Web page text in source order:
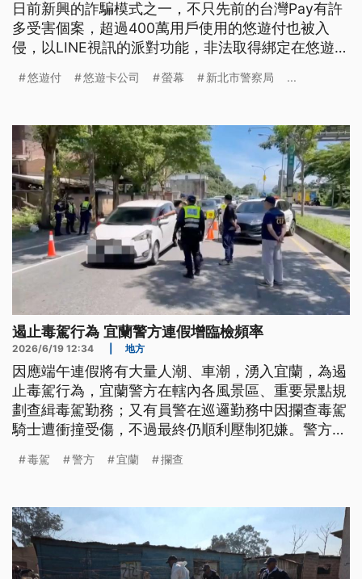
日前新興的詐騙模式之一，不只先前的台灣Pay有許
多受害個案，超過400萬用戶使用的悠遊付也被入
侵，以LINE視訊的派對功能，非法取得綁定在悠遊付
月，雙北警方啟動專案查緝這類掃碼盜刷案件，就抓
悠遊付 悠遊卡公司 螢幕 新北市警察局 ...
遏止毒駕行為 宜蘭警方連假增臨檢頻率
2026/6/19 12:34 地方
因應端午連假將有大量人潮、車潮，湧入宜蘭，為遏
止毒駕行為，宜蘭警方在轄內各風景區、重要景點規
劃查緝毒駕勤務；又有員警在巡邏勤務中因攔查毒駕
騎士遭衝撞受傷，不過最終仍順利壓制犯嫌。警方表
毒駕 警方 宜蘭 攔查